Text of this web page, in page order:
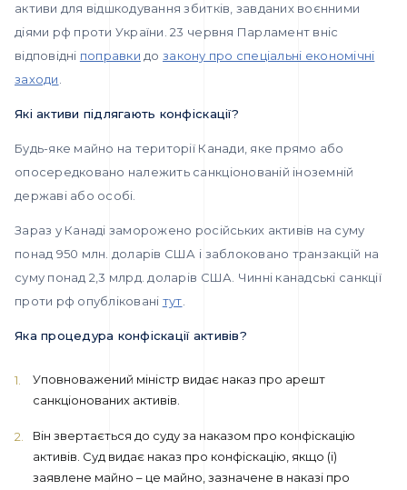
активи для відшкодування збитків, завданих воєнними
діями рф проти України. 23 червня Парламент вніс
відповідні поправки дозакону про спеціальні економічні
заходи
Які активи підлягають конфіскації?
Будь-яке майно на території Канади, яке прямо або
опосередковано належить санкціонованій іноземній
державі або особі.
Зараз у Канаді заморожено російських активів на суму
понад 950 млн. доларів США і заблоковано транзакцій на
суму понад 2,3 млрд. доларів США. Чинні канадські санкції
проти рф опубліковані тут
Яка процедура конфіскації активів?
Уповноважений міністр видає наказ про арешт
санкціонованих активів.
Він звертається до суду за наказом про конфіскацію
активів. Суд видає наказ про конфіскацію, якщо (i)
заявлене майно – це майно, зазначене в наказі про